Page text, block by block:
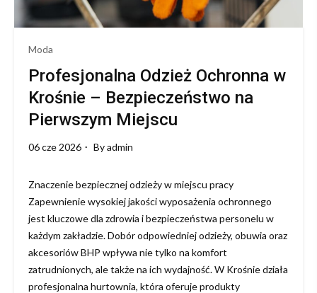
Moda
Profesjonalna Odzież Ochronna w
Krośnie – Bezpieczeństwo na
Pierwszym Miejscu
06 cze 2026 Byadmin
Znaczenie bezpiecznej odzieży w miejscu pracy
Zapewnienie wysokiej jakości wyposażenia ochronnego
jest kluczowe dla zdrowia i bezpieczeństwa personelu w
każdym zakładzie. Dobór odpowiedniej odzieży, obuwia oraz
akcesoriów BHP wpływa nie tylko na komfort
zatrudnionych, ale także na ich wydajność. W Krośnie działa
profesjonalna hurtownia, która oferuje produkty